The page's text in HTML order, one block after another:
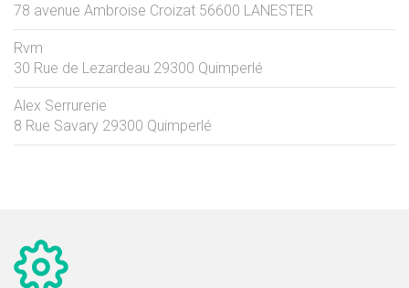
78 avenue Ambroise Croizat 56600 LANESTER
Rvm
30 Rue de Lezardeau 29300 Quimperlé
Alex Serrurerie
8 Rue Savary 29300 Quimperlé